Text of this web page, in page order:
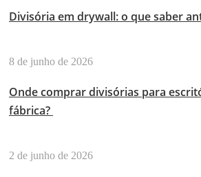
Divisória em drywall: o que saber
8 de junho de 2026
Onde comprar divisórias para
fábrica?
2 de junho de 2026